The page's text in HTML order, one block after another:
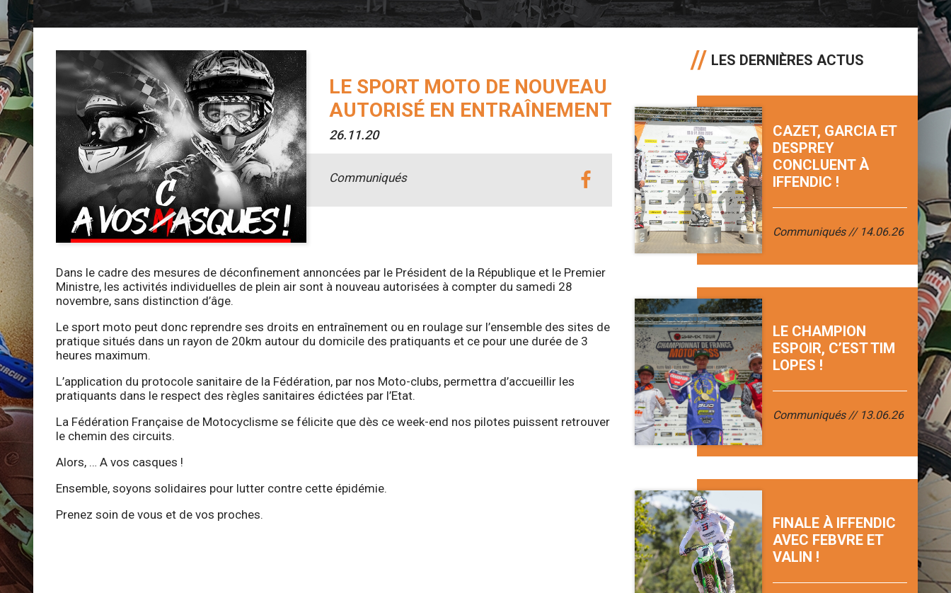
LE SPORT MOTO DE NOUVEAU
AUTORISÉ EN ENTRAÎNEMENT
26.11.20
Communiqués
Dans le cadre des mesures de déconfinement annoncées par le Président de la République et le Premier
Ministre, les activités individuelles de plein air sont à nouveau autorisées à compter du samedi 28
novembre, sans distinction d’âge.
Le sport moto peut donc reprendre ses droits en entraînement ou en roulage sur l’ensemble des sites de
pratique situés dans un rayon de 20km autour du domicile des pratiquants et ce pour une durée de 3
heures maximum.
L’application du protocole sanitaire de la Fédération, par nos Moto-clubs, permettra d’accueillir les
pratiquants dans le respect des règles sanitaires édictées par l’Etat.
La Fédération Française de Motocyclisme se félicite que dès ce week-end nos pilotes puissent retrouver
le chemin des circuits.
Alors, … A vos casques !
Ensemble, soyons solidaires pour lutter contre cette épidémie.
Prenez soin de vous et de vos proches.
LES DERNIÈRES ACTUS
CAZET, GARCIA ET
DESPREY
CONCLUENT À
IFFENDIC !
Communiqués 14.06.26
LE CHAMPION
ESPOIR, C’EST TIM
LOPES !
Communiqués 13.06.26
FINALE À IFFENDIC
AVEC FEBVRE ET
VALIN !